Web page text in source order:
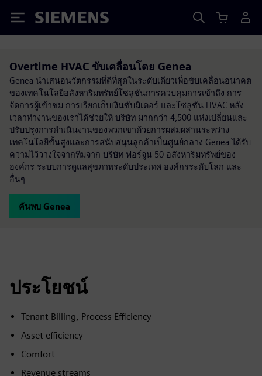
Siemens
Overtime HVAC ขับเคลื่อนโดย Genea
Genea นำเสนอนวัตกรรมที่ดีที่สุดในระดับเดียวเพื่อขับเคลื่อนอนาคต
ของเทคโนโลยีอสังหาริมทรัพย์โซลูชันการควบคุมการเข้าถึง การ
จัดการผู้เข้าชม การเรียกเก็บเงินซับมิเตอร์ และโซลูชัน HVAC หลัง
เวลาทำงานของเราได้ช่วยให้ บริษัท มากกว่า 4,500 แห่งเปลี่ยนและ
ปรับปรุงการดำเนินงานของพวกเขาด้วยการผสมผสานระหว่าง
เทคโนโลยีขั้นสูงและการสนับสนุนลูกค้าเป็นศูนย์กลาง Genea ได้รับ
ความไว้วางใจจากทีมจาก บริษัท ฟอร์จูน 50 อสังหาริมทรัพย์ของ
องค์กร ระบบการดูแลสุขภาพระดับประเทศ องค์กรระดับโลก และ
อื่นๆ
ค้นพบ Genea
ประโยชน์
Tenant Billing, Process Efficiency
Asset efficiency
Comfort
Revenue streams